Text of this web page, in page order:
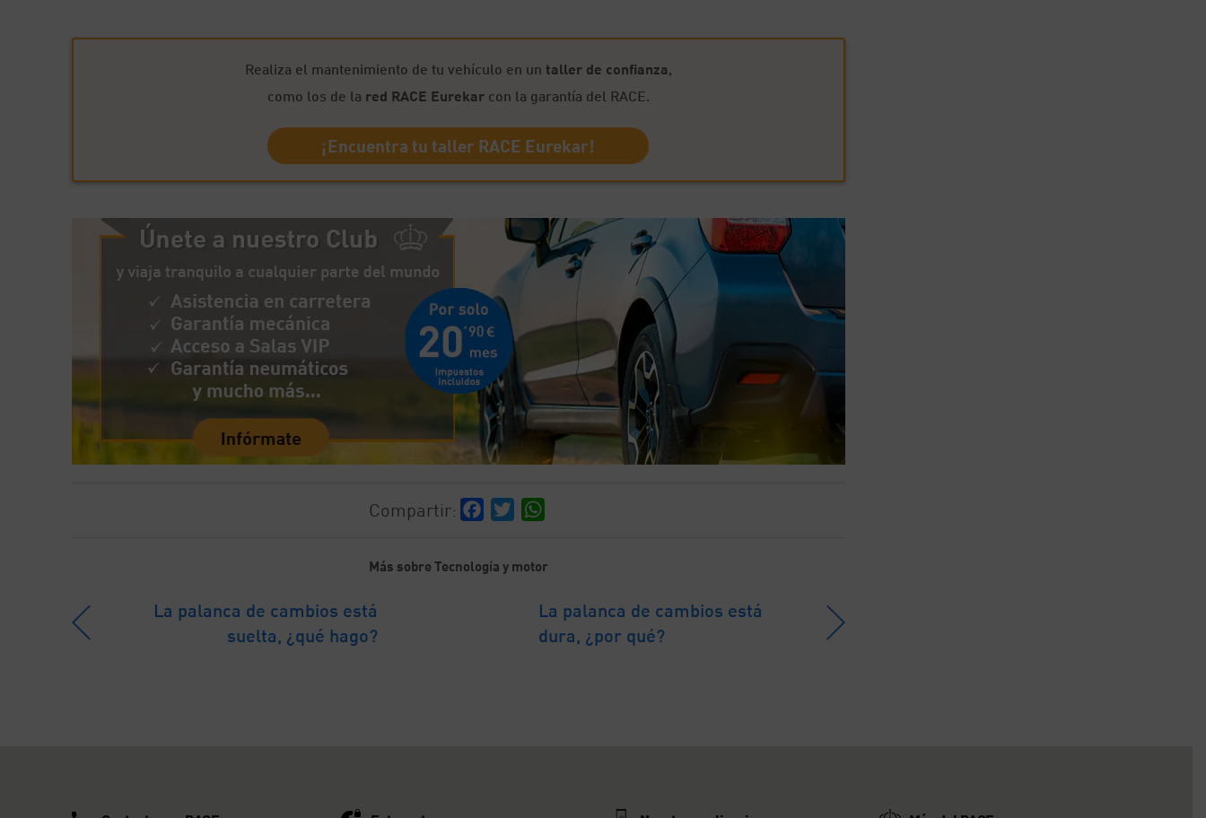
Realiza el mantenimiento de tu vehículo en un taller de confianza,
como los de la red RACE Eurekarcon la garantía del RACE.
¡Encuentra tu taller RACE Eurekar!
Compartir: Facebook
Twitter
Más sobre Tecnología y motor
La palanca de cambios está
suelta, ¿qué hago?
La palanca de cambios está
dura, ¿por qué?